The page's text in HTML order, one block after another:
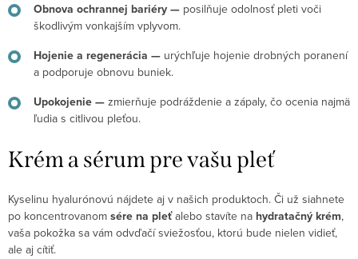
Obnova ochrannej bariéry — posilňuje odolnosť pleti voči
škodlivým vonkajším vplyvom.
Hojenie a regenerácia — urýchľuje hojenie drobných poranení
a podporuje obnovu buniek.
Upokojenie — zmierňuje podráždenie a zápaly, čo ocenia najmä
ľudia s citlivou pleťou.
Krém a sérum pre vašu pleť
Kyselinu hyalurónovú nájdete aj v našich produktoch. Či už siahnete
po koncentrovanom sére na pleťalebo stavíte na hydratačný krém,
vaša pokožka sa vám odvďačí sviežosťou, ktorú bude nielen vidieť,
ale aj cítiť.